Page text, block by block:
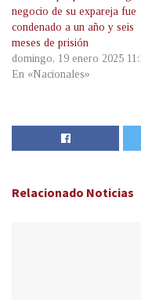
negocio de su expareja fue
condenado a un año y seis
meses de prisión
domingo, 19 enero 2025
En «Nacionales»
Relacionado Noticias